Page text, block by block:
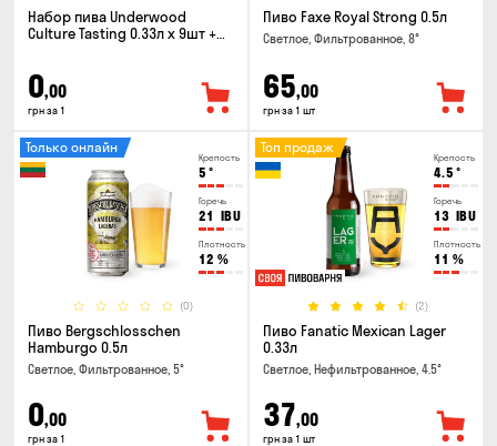
Набор пива Underwood
Culture Tasting 0.33л x 9шт +
0,00
грн за 1
Пиво Faxe Royal Strong 0.5л
Светлое, Фильтрованное, 8°
65,00
грн за 1 шт
Крепость
5 °
Горечь
21 IBU
Плотность
12 %
(0)
Только онлайн
Пиво Bergschlosschen
Hamburgo 0.5л
Светлое, Фильтрованное, 5°
0,00
грн за 1
Крепость
4.5 °
Горечь
13 IBU
Плотность
11 %
(2)
Топ продаж
Пиво Fanatic Mexican Lager
0.33л
Светлое, Нефильтрованное, 4.5°
37,00
грн за 1 шт